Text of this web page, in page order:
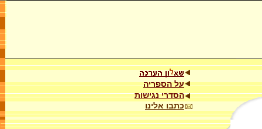
על הספריה
הסדרי נגישות
כתבו אלינו